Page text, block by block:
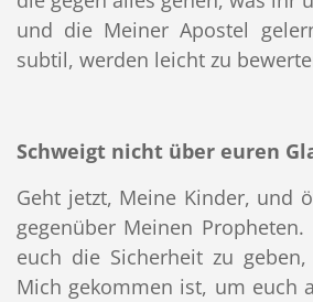
und die Meiner Apostel
subtil, werden leicht zu
Schweigt nicht über euren
Geht jetzt, Meine Kinder, und
gegenüber Meinen
euch die Sicherheit zu
Mich gekommen ist, um euch